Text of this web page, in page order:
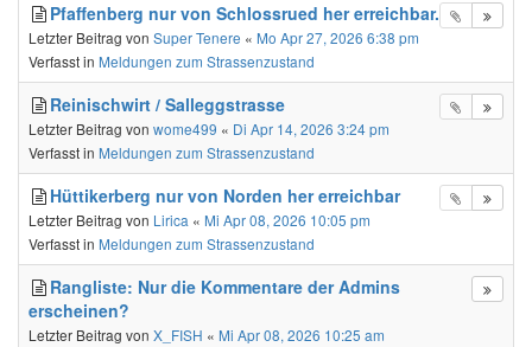
Pfaffenberg nur von Schlossrued her erreichbar.
Letzter Beitrag von Super Tenere « Mo Apr 27, 2026 6:38 pm
Verfasst in Meldungen zum Strassenzustand
Reinischwirt / Salleggstrasse
Letzter Beitrag von wome499 « Di Apr 14, 2026 3:24 pm
Verfasst in Meldungen zum Strassenzustand
Hüttikerberg nur von Norden her erreichbar
Letzter Beitrag von Lirica « Mi Apr 08, 2026 10:05 pm
Verfasst in Meldungen zum Strassenzustand
Rangliste: Nur die Kommentare der Admins
erscheinen?
Letzter Beitrag von X_FISH « Mi Apr 08, 2026 10:25 am